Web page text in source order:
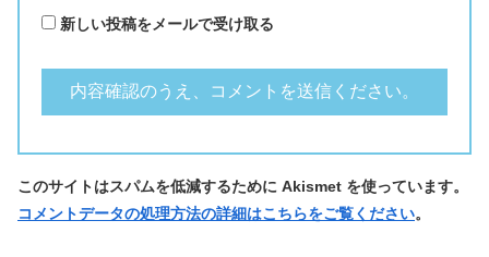
新しい投稿をメールで受け取る
このサイトはスパムを低減するために Akismet を使っています。
コメントデータの処理方法の詳細はこちらをご覧ください。